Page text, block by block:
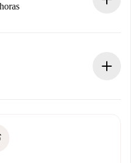
ningún cargo y te